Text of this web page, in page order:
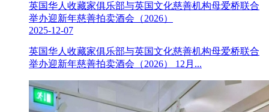
英国华人收藏家俱乐部与英国文化慈善机构母爱桥联合
举办迎新年慈善拍卖酒会（2026）
2025-12-07
英国华人收藏家俱乐部与英国文化慈善机构母爱桥联合
举办迎新年慈善拍卖酒会（2026） 12月...